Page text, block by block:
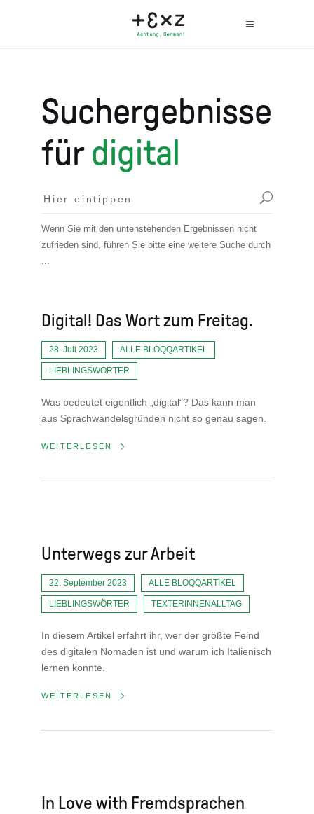
Suchergebnisse
für digital
Wenn Sie mit den untenstehenden Ergebnissen nicht
zufrieden sind, führen Sie bitte eine weitere Suche durch
...
Digital! Das Wort zum Freitag.
28. Juli 2023 ALLE BLOQQARTIKEL
LIEBLINGSWÖRTER
Was bedeutet eigentlich „digital“? Das kann man
aus Sprachwandelsgründen nicht so genau sagen.
WEITERLESEN
Unterwegs zur Arbeit
22. September 2023 ALLE BLOQQARTIKEL
LIEBLINGSWÖRTER TEXTERINNENALLTAG
In diesem Artikel erfahrt ihr, wer der größte Feind
des digitalen Nomaden ist und warum ich Italienisch
lernen konnte.
WEITERLESEN
In Love with Fremdsprachen